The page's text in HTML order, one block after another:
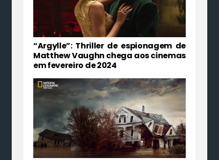
“Argylle”: Thriller de espionagem de
Matthew Vaughn chega aos cinemas
em fevereiro de 2024